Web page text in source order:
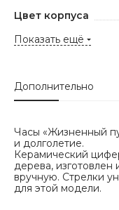
Цвет корпуса
Показать ещё
Дополнительно
Часы «Жизненный
и долголетие.
Керамический
дерева,
вручную. Стрелки
для этой модели.